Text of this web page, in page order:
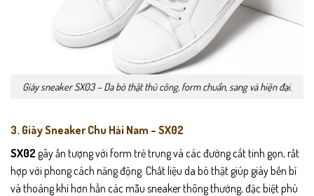
Giày sneaker SX03 – Da bò thật thủ công, form chuẩn, sang và hiện đại.
3. Giày Sneaker Chu Hải Nam – SX02
SX02 gây ấn tượng với form trẻ trung và các đường cắt tinh gọn, rất
hợp với phong cách năng động. Chất liệu da bò thật giúp giày bền bỉ
và thoáng khí hơn hẳn các mẫu sneaker thông thường, đặc biệt phù